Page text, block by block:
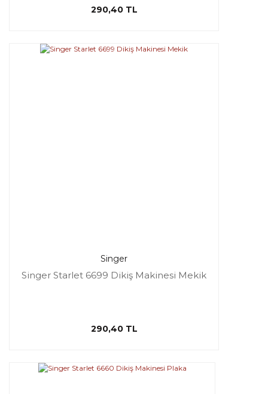
290,40 TL
Singer
Singer Starlet 6699 Dikiş Makinesi Mekik
290,40 TL